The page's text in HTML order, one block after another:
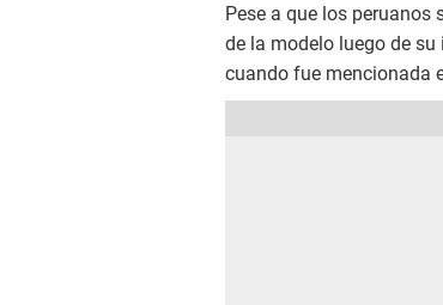
Pese a que los
de la modelo luego de
cuando fue mencionada